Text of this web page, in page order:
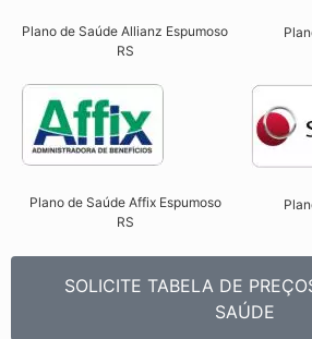
Plano de Saúde Allianz Espumoso
RS​
Plano de Saúde Affix Espumoso
RS​
SOLICITE TABELA DE
SAÚDE